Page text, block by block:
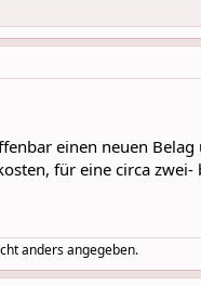
einen neuen
für eine circa
anders angegeben.